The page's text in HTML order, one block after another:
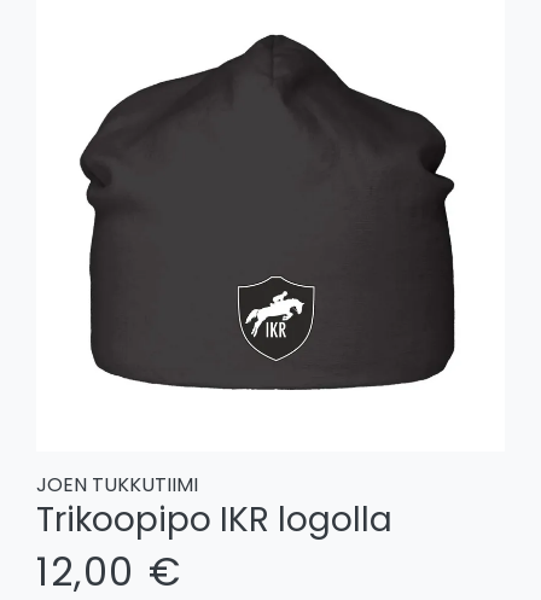
JOEN TUKKUTIIMI
Trikoopipo IKR logolla
12,00 €